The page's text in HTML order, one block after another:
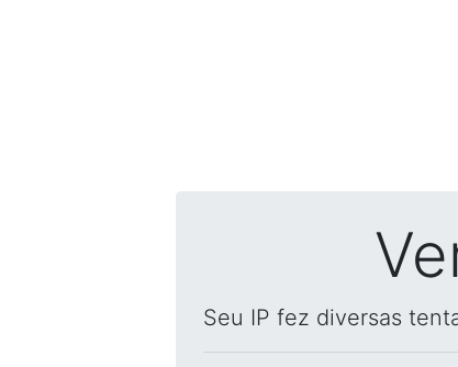
Seu IP fez diversas